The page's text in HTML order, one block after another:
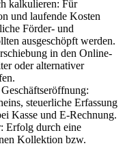
kalkulieren: Für
und laufende Kosten
Förder- und
ausgeschöpft werden.
in den Online-
oder alternativer
steuerliche Erfassung
Kasse und E-Rechnung.
Erfolg durch eine
Kollektion bzw.